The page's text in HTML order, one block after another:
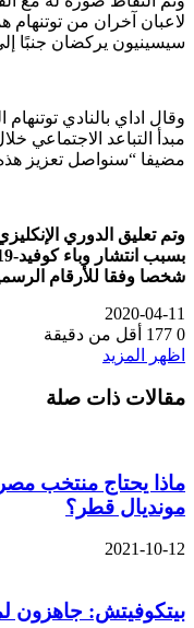
لاعبان آخران من توتنهام
سيسينيون يركضان جنبًا
وقال اداي بالنادي توتنهام
مبدأ التباعد الاجتماعي
مضيفا “سنواصل تعزيز
وتم تعليق الدوري
شخصا وفقا للأرقام
2020-04-11
0
أقل من دقيقة
اظهر المزيد
مقالات ذات صلة
ماذا يحتاج منتخب
مونديال قطر؟
2021-10-12
بيتكوفيتش: جاهزون